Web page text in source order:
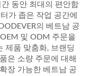
동안 최대의 편안함
가 좁은 작업 공간에
의 베트남 공
및 ODM 주문을
제품 맞춤화, 브랜딩
은 소량 주문에 대해
장 가능한 베트남 공